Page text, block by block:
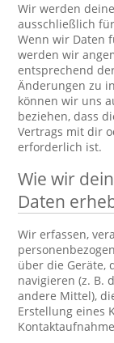
Wir werden
ausschließlich
Wenn wir Daten
werden wir
entsprechend
Änderungen zu
können wir uns
beziehen, dass
Vertrags mit dir
erforderlich ist.
Wie wir
Daten
Wir erfassen,
über die Geräte,
navigieren (z. B.
andere Mittel),
Erstellung eines